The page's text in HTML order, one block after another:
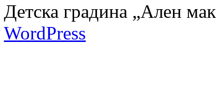
Детска градина „Ален
WordPress